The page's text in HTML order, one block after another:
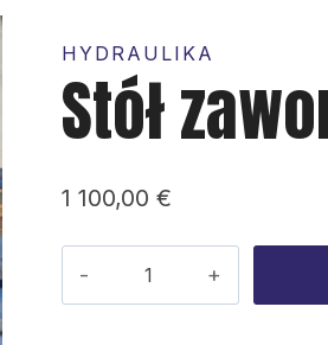
HYDRAULIKA
Stół
1 100,00€
Stół